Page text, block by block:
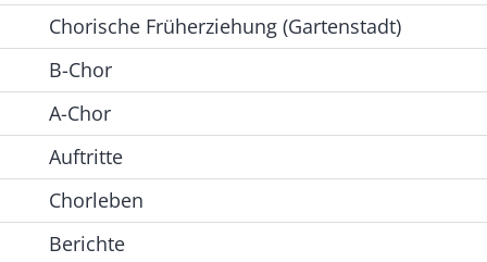
Chorische Früherziehung (Gartenstadt)
B-Chor
A-Chor
Auftritte
Chorleben
Berichte